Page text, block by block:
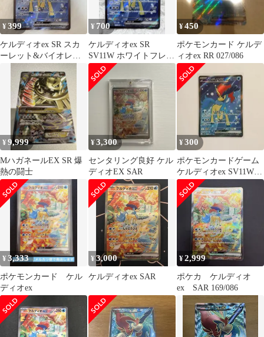
¥399
ケルディオex SR スカ
ーレット&バイオレッ
ト 拡張パック ホワイト
フレア
¥ 700
ケルディオex SR
SV11W ホワイトフレア
161/086
¥450
ポケモンカード ケルデ
ィオex RR 027/086
¥9,999
MハガネールEX SR 爆
熱の闘士
¥3,300
センタリング良好 ケル
ディオEX SAR
¥300
ポケモンカードゲーム
ケルディオex SV11W
161/086 SR
¥3,333
ポケモンカード ケル
ディオex
¥3,000
ケルディオex SAR
¥2,999
ポケカ ケルディオ
ex SAR 169/086